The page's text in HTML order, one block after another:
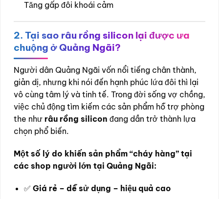
Tăng gấp đôi khoái cảm
2. Tại sao râu rồng silicon lại được ưa
chuộng ở Quảng Ngãi?
Người dân Quảng Ngãi vốn nổi tiếng chân thành,
giản dị, nhưng khi nói đến hạnh phúc lứa đôi thì lại
vô cùng tâm lý và tinh tế. Trong đời sống vợ chồng,
việc chủ động tìm kiếm các sản phẩm hỗ trợ phòng
the như râu rồng silicon đang dần trở thành lựa
chọn phổ biến.
Một số lý do khiến sản phẩm “cháy hàng” tại
các shop người lớn tại Quảng Ngãi:
✅ Giá rẻ – dễ sử dụng – hiệu quả cao